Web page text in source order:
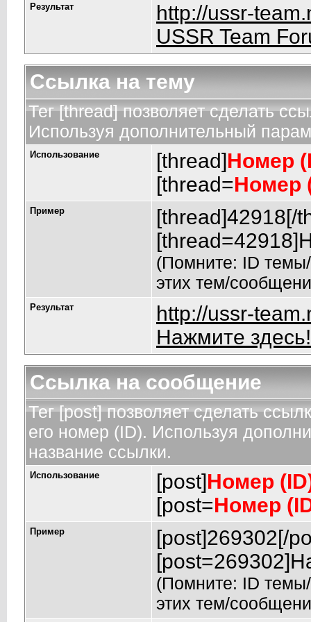
Результат
http://ussr-
USSR Team
Ссылка на тему
Тег [thread] позволяет сделать
Используя дополнительный
Использование [thread]Номер
[thread=Номер
Пример
[thread]42918[/
(Помните: ID
этих тем/
Результат
http://ussr-
Нажмите здесь!
Ссылка на сообщение
Тег [post] позволяет сделать
его номер (ID). Используя
название ссылки.
Использование [post]Номер
[post=Номер
Пример
[post]269302[/
(Помните: ID
этих тем/